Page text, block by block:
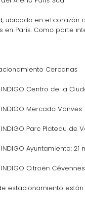
A la carta
ubicado en el
en París. Como parte
Cercanas
Centro de la
Mercado
Parc Plateau de
Ayuntamiento: 21
Citroën
estacionamiento